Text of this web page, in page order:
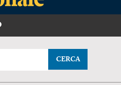
CERCA